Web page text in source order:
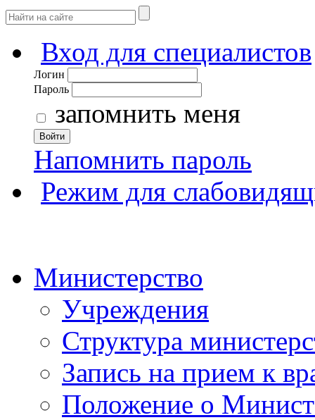
Вход для специалистов
Логин
Пароль
запомнить меня
Войти
Напомнить пароль
Режим для
Министерство
Учреждения
Структура
Запись на прием к
Положение о